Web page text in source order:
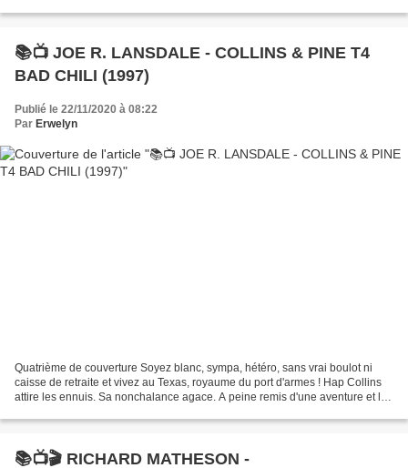
📚📺 JOE R. LANSDALE - COLLINS & PINE T4
BAD CHILI (1997)
Publié le 22/11/2020 à 08:22
Par Erwelyn
Quatrième de couverture Soyez blanc, sympa, hétéro, sans vrai boulot ni
caisse de retraite et vivez au Texas, royaume du port d'armes ! Hap Collins
attire les ennuis. Sa nonchalance agace. A peine remis d'une aventure et le
📚📺🎬 RICHARD MATHESON -